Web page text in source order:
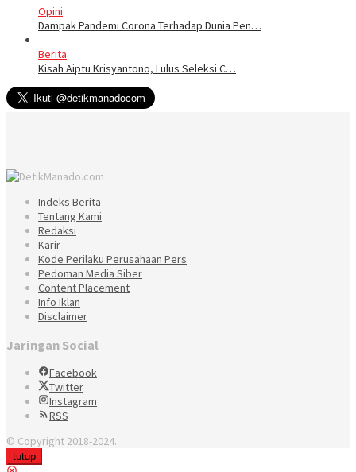
Opini
Dampak Pandemi Corona Terhadap Dunia Pen…
Berita
Kisah Aiptu Krisyantono, Lulus Seleksi C…
Indeks Berita
Tentang Kami
Redaksi
Karir
Kode Perilaku Perusahaan Pers
Pedoman Media Siber
Content Placement
Info Iklan
Disclaimer
Jaringan Social
Facebook
Twitter
Instagram
RSS
© Copyright 2018-2024.
tutup